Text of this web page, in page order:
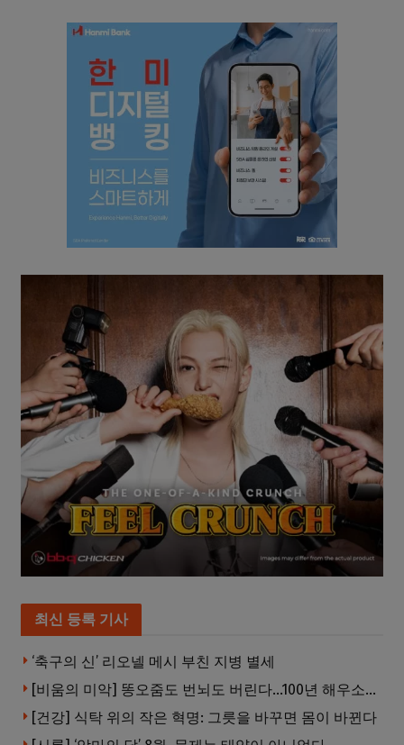
최신 등록 기사
‘축구의 신’ 리오넬 메시 부친 지병 별세
[비움의 미악] 똥오줌도 번뇌도 버린다…100년 해우소의 철학
[건강] 식탁 위의 작은 혁명: 그릇을 바꾸면 몸이 바뀐다